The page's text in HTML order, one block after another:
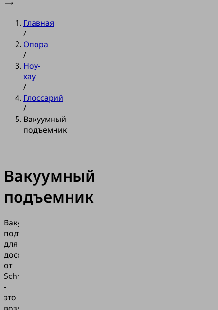
Главная
/
Опора
/
Ноу-
хау
/
Глоссарий
/
Вакуумный
подъемник
Вакуумный
подъемник
Вакуумные
подъемники
для
досок
от
Schmalz
-
это